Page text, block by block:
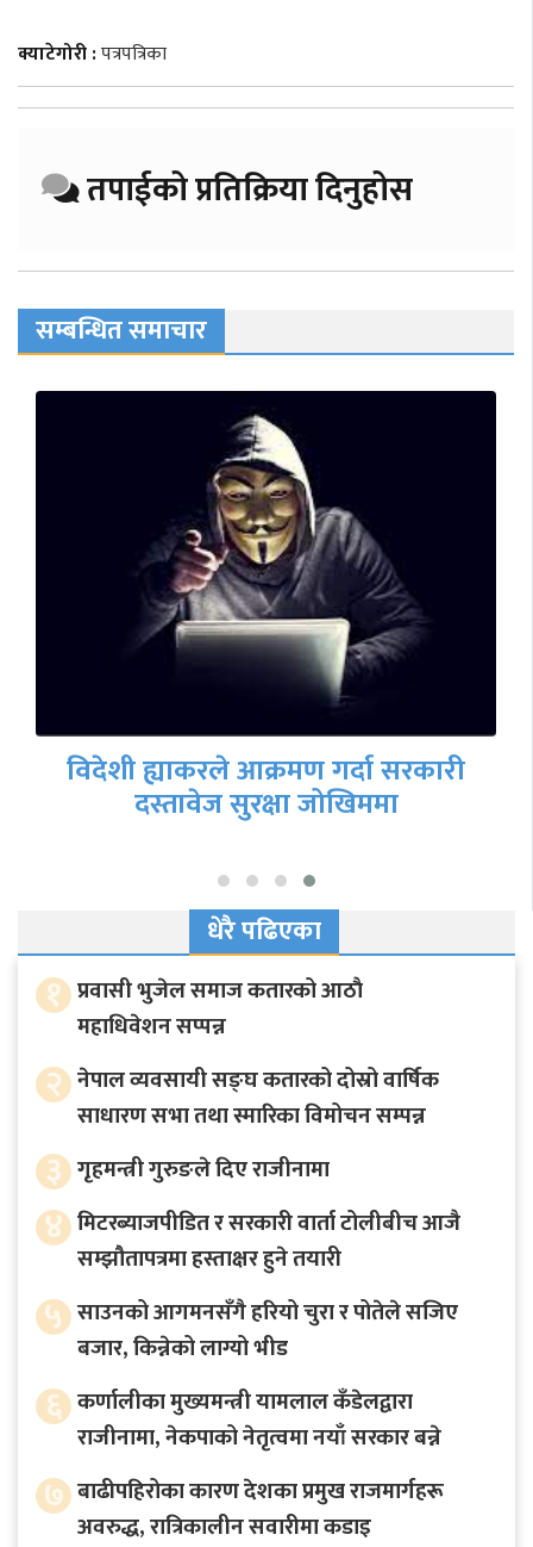
क्याटेगोरी :पत्रपत्रिका
तपाईको प्रतिक्रिया दिनुहोस
सम्बन्धित समाचार
फेरि गृहमन्त्री नियुक्त होलान् रवि लामिछाने ?
धेरै पढिएका
१ प्रवासी भुजेल समाज कतारको आठाै
महाधिवेशन सप्पन्न
२ नेपाल व्यवसायी सङ्घ कतारको दोस्रो वार्षिक
साधारण सभा तथा स्मारिका विमोचन सम्पन्न
३ गृहमन्त्री गुरुङले दिए राजीनामा
४ मिटरब्याजपीडित र सरकारी वार्ता टोलीबीच आजै
सम्झौतापत्रमा हस्ताक्षर हुने तयारी
५ साउनको आगमनसँगै हरियो चुरा र पोतेले सजिए
बजार, किन्नेको लाग्यो भीड
६ कर्णालीका मुख्यमन्त्री यामलाल कँडेलद्वारा
राजीनामा, नेकपाको नेतृत्वमा नयाँ सरकार बन्ने
७ बाढीपहिरोका कारण देशका प्रमुख राजमार्गहरू
अवरुद्ध, रात्रिकालीन सवारीमा कडाइ